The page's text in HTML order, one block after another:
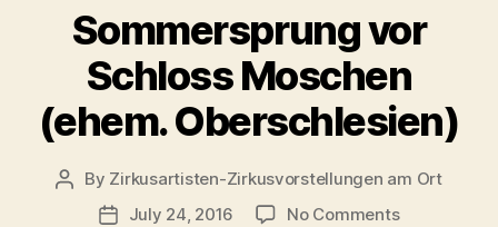
Sommersprung vor
Schloss Moschen
(ehem. Oberschlesien)
Post
author
By Zirkusartisten-Zirkusvorstellungen am Ort
PostJuly 24, 2016 No Commentson